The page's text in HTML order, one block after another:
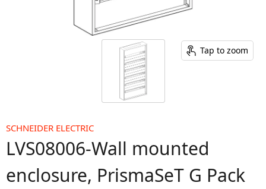
Tap to zoom
SCHNEIDER ELECTRIC
LVS08006-Wall mounted
enclosure, PrismaSeT G Pack